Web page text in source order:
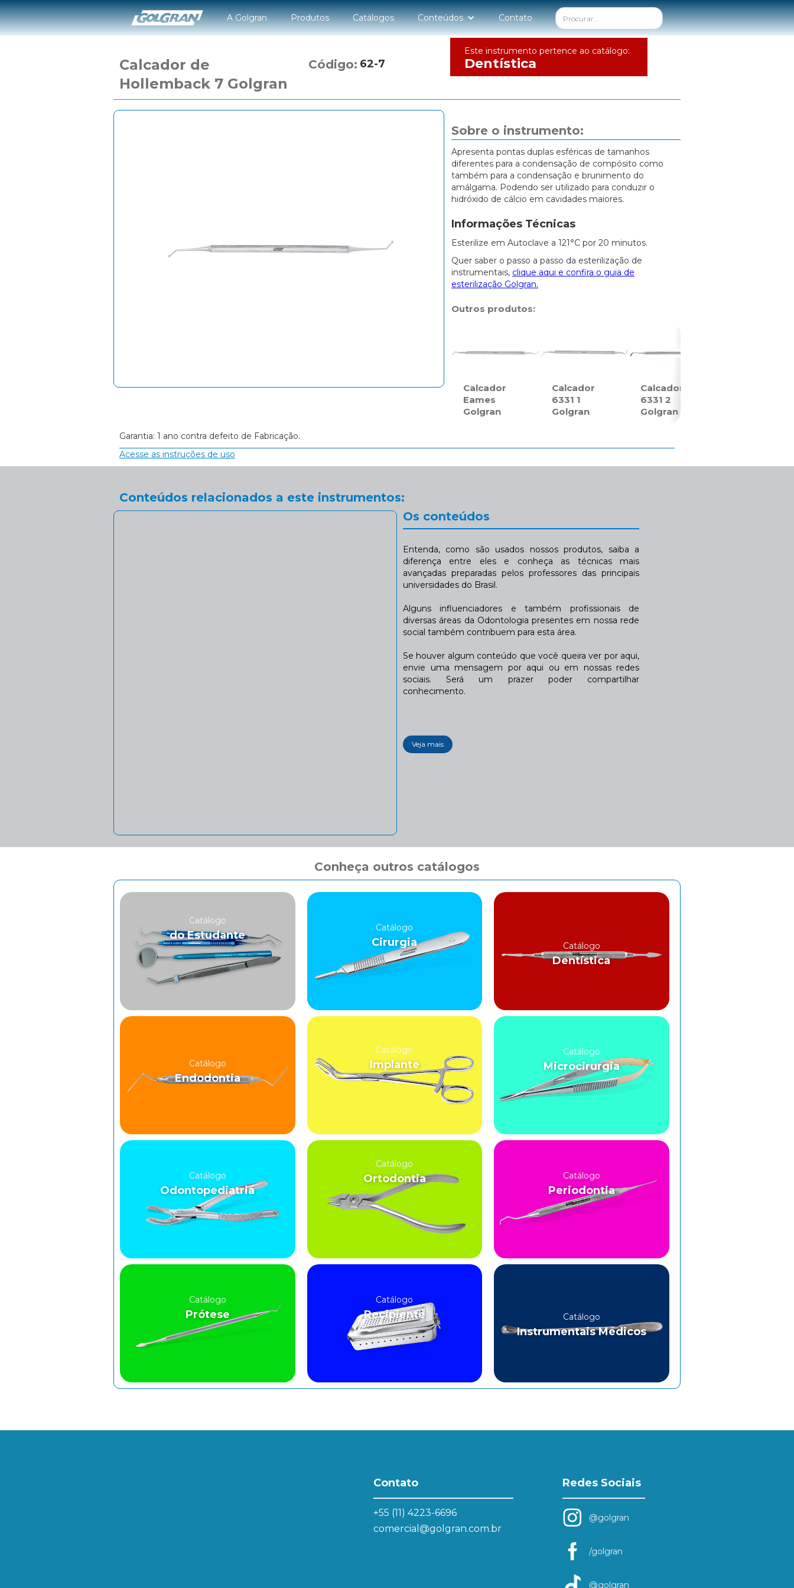
A Golgran Produtos Catálogos Conteúdos Contato
Calcador de
Hollemback 7 Golgran
Código: 62-7
Este instrumento pertence ao catálogo:
Dentística
Sobre o instrumento:
Apresenta pontas duplas esféricas de tamanhos
diferentes para a condensação de compósito como
também para a condensação e brunimento do
amálgama. Podendo ser utilizado para conduzir o
hidróxido de cálcio em cavidades maiores.
Informações Técnicas
Esterilize em Autoclave a 121°C por 20 minutos.
Quer saber o passo a passo da esterilização de
instrumentais, clique aqui e confira o guia de
esterilização Golgran.
Outros produtos:
Calcador
Eames
Golgran
Calcador
6331 1
Golgran
Calcador
6331 2
Golgran
Garantia: 1 ano contra defeito de Fabricação.
Acesse as instruções de uso
Conteúdos relacionados a este instrumentos:
Os conteúdos
Entenda, como são usados nossos produtos, saiba a
diferença entre eles e conheça as técnicas mais
avançadas preparadas pelos professores das principais
universidades do Brasil.
Alguns influenciadores e também profissionais de
diversas áreas da Odontologia presentes em nossa rede
social também contribuem para esta área.
Se houver algum conteúdo que você queira ver por aqui,
envie uma mensagem por aqui ou em nossas redes
sociais. Será um prazer poder compartilhar
conhecimento.
Veja mais
Conheça outros catálogos
Catálogo
do Estudante
Catálogo
Cirurgia Catálogo
Dentística
Catálogo
Endodontia
Catálogo
Implante
Catálogo
Microcirurgia
Catálogo
Odontopediatria
Catálogo
Ortodontia Catálogo
Periodontia
Catálogo
Prótese
Catálogo
Recipiente Catálogo
Instrumentais Médicos
Contato
+55 (11) 4223-6696
comercial@golgran.com.br
Redes Sociais
@golgran
/golgran
@golgran